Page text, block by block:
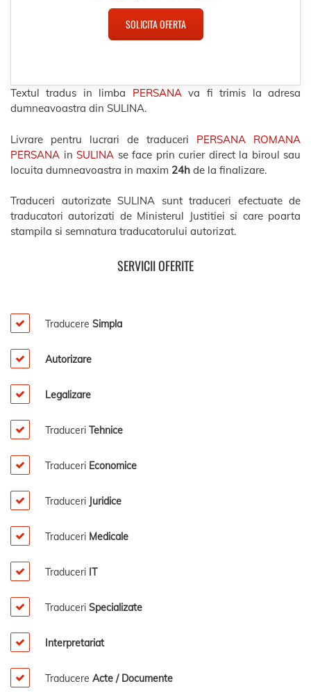
SOLICITA OFERTA
Textul tradus in limba PERSANAva fi trimis la adresa
dumneavoastra din SULINA.
Livrare pentru lucrari de traduceri PERSANA ROMANA
PERSANA in SULINA se face prin curier direct la biroul sau
locuita dumneavoastra in maxim 24h de la finalizare.
Traduceri autorizate SULINA sunt traduceri efectuate de
traducatori autorizati de Ministerul Justitiei si care poarta
stampila si semnatura traducatorului autorizat.
SERVICII OFERITE
Traducere Simpla
Autorizare
Legalizare
Traduceri Tehnice
Traduceri Economice
Traduceri Juridice
Traduceri Medicale
Traduceri IT
Traduceri Specializate
Interpretariat
Traducere Acte / Documente